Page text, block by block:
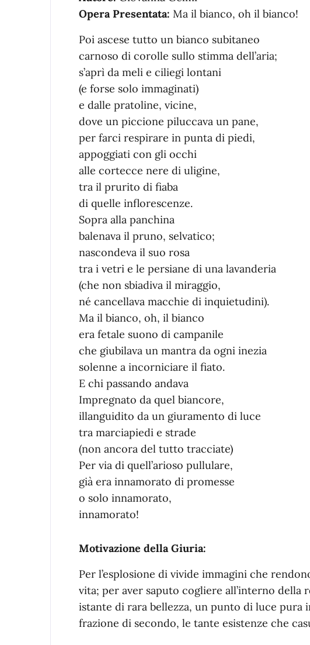
Opera Presentata: Ma il bianco, oh il bianco!
Poi ascese tutto un bianco subitaneo
carnoso di corolle sullo stimma dell’aria;
s’aprì da meli e ciliegi lontani
(e forse solo immaginati)
e dalle pratoline, vicine,
dove un piccione piluccava un pane,
per farci respirare in punta di piedi,
appoggiati con gli occhi
alle cortecce nere di uligine,
tra il prurito di fiaba
di quelle inflorescenze.
Sopra alla panchina
balenava il pruno, selvatico;
nascondeva il suo rosa
tra i vetri e le persiane di una lavanderia
(che non sbiadiva il miraggio,
né cancellava macchie di inquietudini).
Ma il bianco, oh, il bianco
era fetale suono di campanile
che giubilava un mantra da ogni inezia
solenne a incorniciare il fiato.
E chi passando andava
Impregnato da quel biancore,
illanguidito da un giuramento di luce
tra marciapiedi e strade
(non ancora del tutto tracciate)
Per via di quell’arioso pullulare,
già era innamorato di promesse
o solo innamorato,
innamorato!
Motivazione della Giuria:
Per l’esplosione di vivide immagini che
vita; per aver saputo cogliere all’interno della
istante di rara bellezza, un punto di luce pura
frazione di secondo, le tante esistenze che